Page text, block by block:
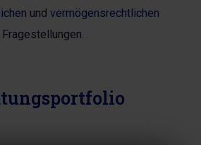
und vermögensrechtlichen
Fragestellungen.